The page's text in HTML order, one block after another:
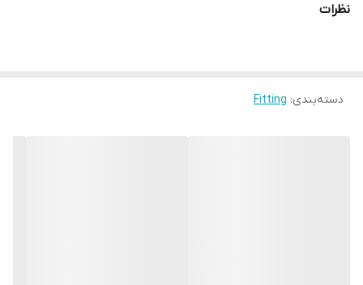
نظرات
دسته‌بندی:
Fitting